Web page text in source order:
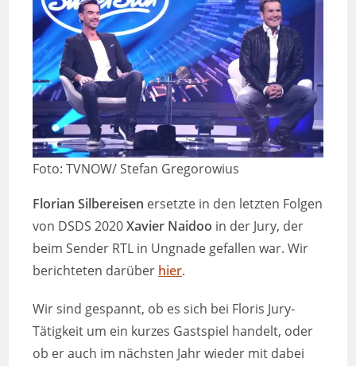
Foto: TVNOW/ Stefan Gregorowius
Florian Silbereisen ersetzte in den letzten Folgen
von DSDS 2020Xavier Naidoo in der Jury, der
beim Sender RTL in Ungnade gefallen war. Wir
berichteten darüber hier.
Wir sind gespannt, ob es sich bei Floris Jury-
Tätigkeit um ein kurzes Gastspiel handelt, oder
ob er auch im nächsten Jahr wieder mit dabei